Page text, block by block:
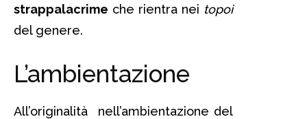
strappalacrime che rientra nei topoi
del genere.
L’ambientazione
All’originalità nell’ambientazione del